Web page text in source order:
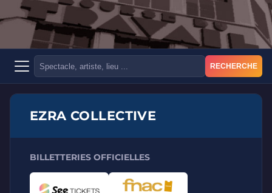
RECHERCHE
EZRA COLLECTIVE
BILLETTERIES OFFICIELLES